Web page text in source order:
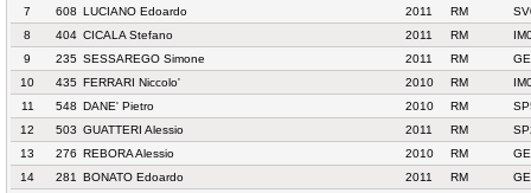
7
608 LUCIANO Edoardo 2011 RM
8
404 CICALA Stefano 2011 RM
9
235 SESSAREGO Simone 2011 RM
10
435 FERRARI Niccolo' 2010 RM
11
548 DANE' Pietro 2010 RM
12
503 GUATTERI Alessio 2011 RM
13
276 REBORA Alessio 2010 RM
14
281 BONATO Edoardo 2011 RM